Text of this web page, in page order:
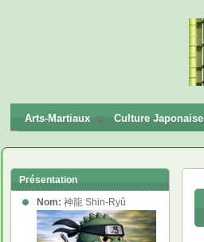
Ryū
Arts-Martiaux Culture Japonaise
Présentation
Nom: 神龍 Shin-Ryû